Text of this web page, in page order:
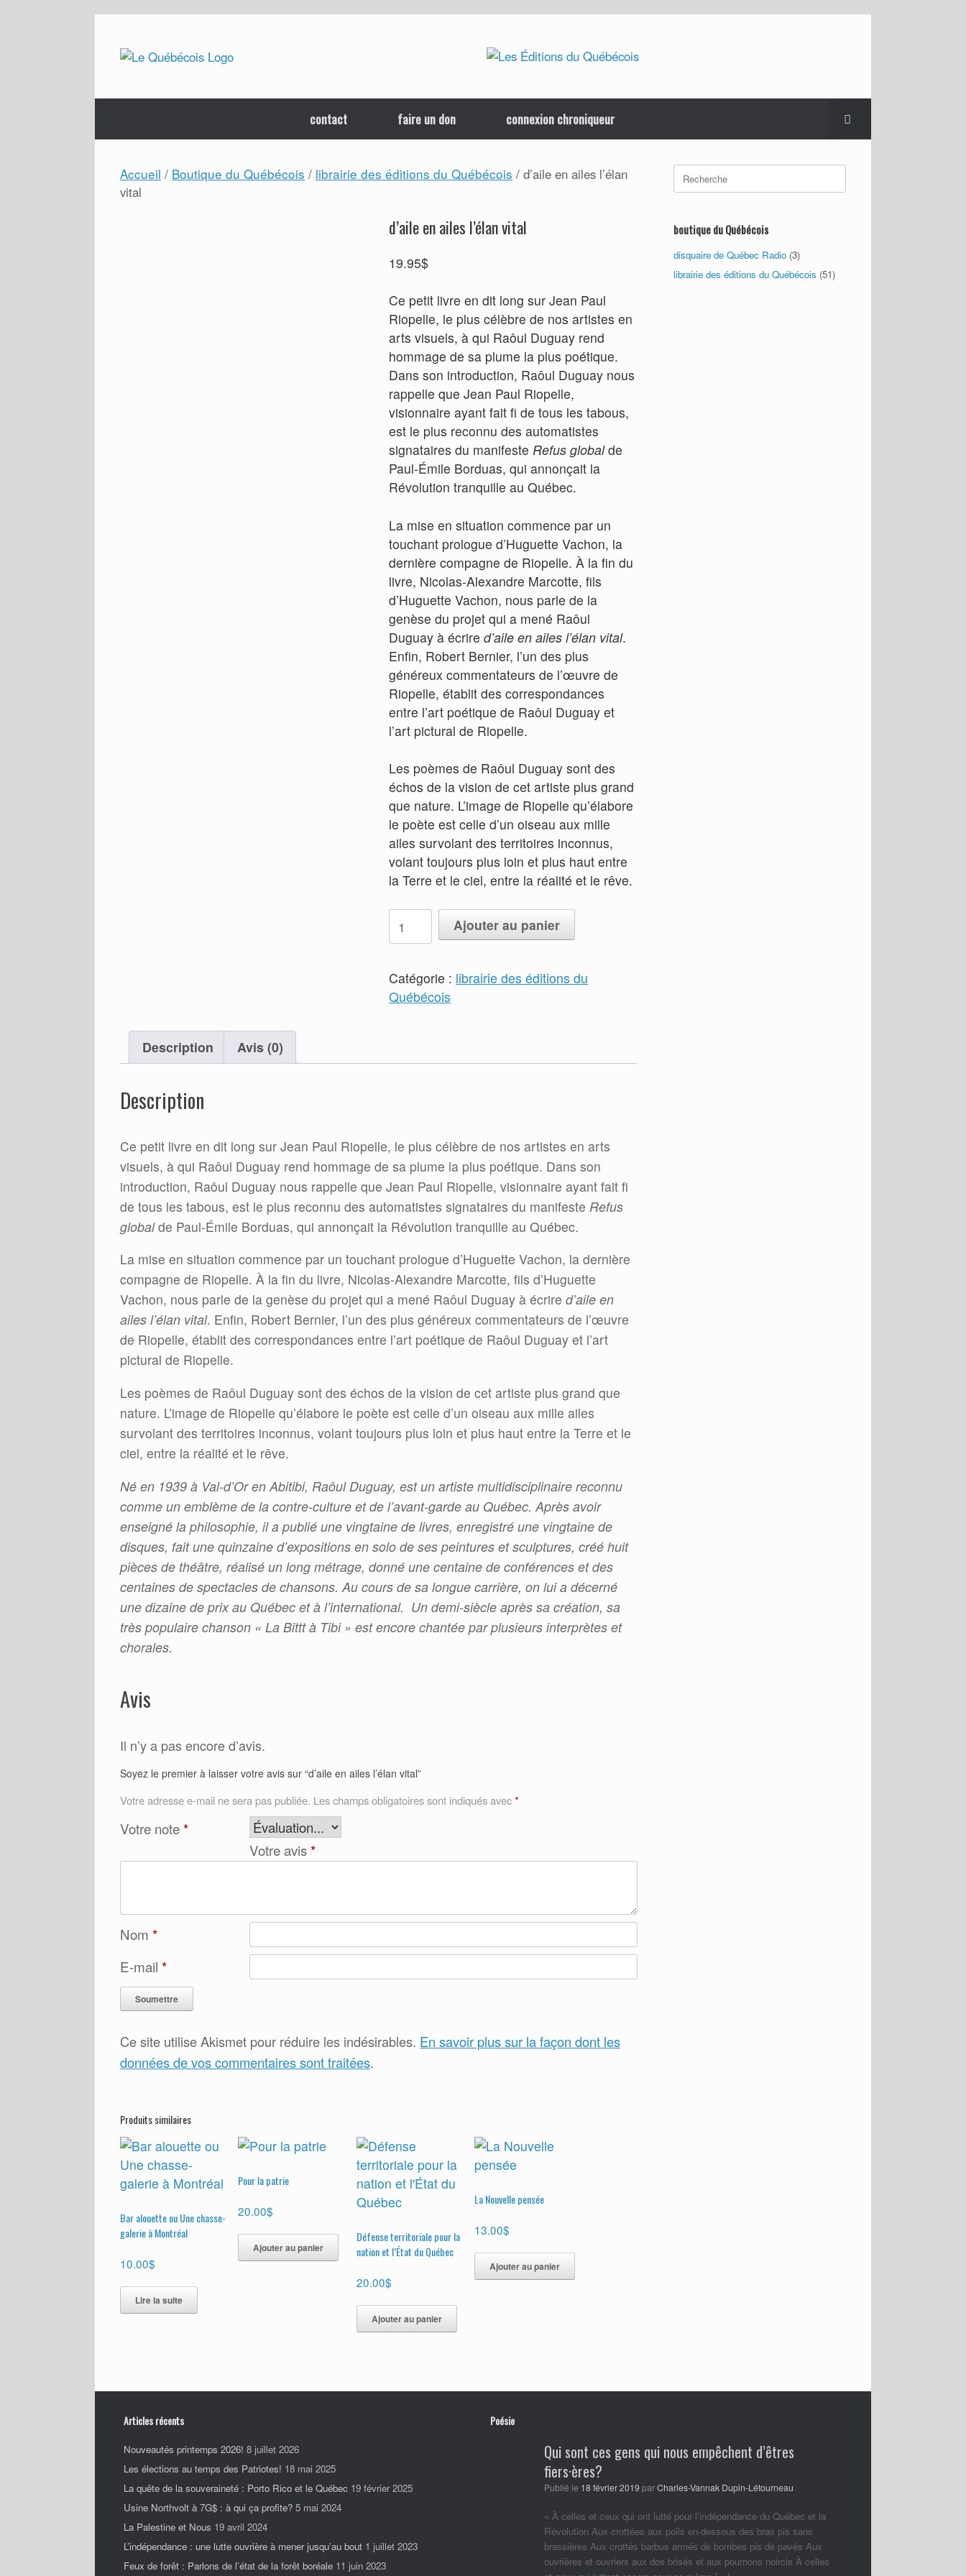
content
contact faire un don connexion chroniqueur
Accueil / Boutique du Québécois / librairie des éditions du Québécois / d’aile en ailes l’élan
vital
d’aile en ailes l’élan vital
19.95$
Ce petit livre en dit long sur Jean Paul
Riopelle, le plus célèbre de nos artistes en
arts visuels, à qui Raôul Duguay rend
hommage de sa plume la plus poétique.
Dans son introduction, Raôul Duguay nous
rappelle que Jean Paul Riopelle,
visionnaire ayant fait fi de tous les tabous,
est le plus reconnu des automatistes
signataires du manifeste Refus globalde
Paul-Émile Borduas, qui annonçait la
Révolution tranquille au Québec.
La mise en situation commence par un
touchant prologue d’Huguette Vachon, la
dernière compagne de Riopelle. À la fin du
livre, Nicolas-Alexandre Marcotte, fils
d’Huguette Vachon, nous parle de la
genèse du projet qui a mené Raôul
Duguay à écrired’aile en ailes l’élan vital.
Enfin, Robert Bernier, l’un des plus
généreux commentateurs de l’œuvre de
Riopelle, établit des correspondances
entre l’art poétique de Raôul Duguay et
l’art pictural de Riopelle.
Les poèmes de Raôul Duguay sont des
échos de la vision de cet artiste plus grand
que nature. L’image de Riopelle qu’élabore
le poète est celle d’un oiseau aux mille
ailes survolant des territoires inconnus,
volant toujours plus loin et plus haut entre
la Terre et le ciel, entre la réalité et le rêve.
de
en
ailes
Ajouter au panier
Catégorie : librairie des éditions du
Québécois
Description Avis (0)
Description
Ce petit livre en dit long sur Jean Paul Riopelle, le plus célèbre de nos artistes en arts
visuels, à qui Raôul Duguay rend hommage de sa plume la plus poétique. Dans son
introduction, Raôul Duguay nous rappelle que Jean Paul Riopelle, visionnaire ayant fait fi
de tous les tabous, est le plus reconnu des automatistes signataires du manifeste Refus
globalde Paul-Émile Borduas, qui annonçait la Révolution tranquille au Québec.
La mise en situation commence par un touchant prologue d’Huguette Vachon, la dernière
compagne de Riopelle. À la fin du livre, Nicolas-Alexandre Marcotte, fils d’Huguette
Vachon, nous parle de la genèse du projet qui a mené Raôul Duguay à écrire d’aile en
ailes l’élan vital. Enfin, Robert Bernier, l’un des plus généreux commentateurs de l’œuvre
de Riopelle, établit des correspondances entre l’art poétique de Raôul Duguay et l’art
pictural de Riopelle.
Les poèmes de Raôul Duguay sont des échos de la vision de cet artiste plus grand que
nature. L’image de Riopelle qu’élabore le poète est celle d’un oiseau aux mille ailes
survolant des territoires inconnus, volant toujours plus loin et plus haut entre la Terre et le
ciel, entre la réalité et le rêve.
Né en 1939 à Val-d’Or en Abitibi, Raôul Duguay, est un artiste multidisciplinaire reconnu
comme un emblème de la contre-culture et de l’avant-garde au Québec. Après avoir
enseigné la philosophie, il a publié une vingtaine de livres, enregistré une vingtaine de
disques, fait une quinzaine d’expositions en solo de ses peintures et sculptures, créé huit
pièces de théâtre, réalisé un long métrage, donné une centaine de conférences et des
centaines de spectacles de chansons. Au cours de sa longue carrière, on lui a décerné
une dizaine de prix au Québec et à l’international. Un demi-siècle après sa création, sa
très populaire chanson « La Bittt à Tibi » est encore chantée par plusieurs interprètes et
chorales.
Avis
Il n’y a pas encore d’avis.
Soyez le premier à laisser votre avis sur “d’aile en ailes l’élan vital”
Votre adresse e-mail ne sera pas publiée. Les champs obligatoires sont indiqués avec*
Votre note*
Votre avis*
Nom *
E-mail *
Ce site utilise Akismet pour réduire les indésirables. En savoir plus sur la façon dont les
données de vos commentaires sont traitées.
Produits similaires
Bar alouette ou Une chasse-
galerie à Montréal
10.00$
Lire la suite
Pour la patrie
20.00$
Ajouter au panier
Défense territoriale pour la
nation et l’État du Québec
20.00$
Ajouter au panier
La Nouvelle pensée
13.00$
Ajouter au panier
Search
for:
boutique du Québécois
disquaire de Québec Radio (3)
librairie des éditions du Québécois (51)
Articles récents
Nouveautés printemps 2026! 8 juillet 2026
Les élections au temps des Patriotes! 18 mai 2025
La quête de la souveraineté : Porto Rico et le Québec 19 février 2025
Usine Northvolt à 7G$ : à qui ça profite? 5 mai 2024
La Palestine et Nous 19 avril 2024
L’indépendance : une lutte ouvrière à mener jusqu’au bout 1 juillet 2023
Feux de forêt : Parlons de l’état de la forêt boréale 11 juin 2023
Poésie
Qui sont ces gens qui nous empêchent d’êtres
fiers·ères?
Publié le 18 février 2019 parCharles-Vannak Dupin-Létourneau
« À celles et ceux qui ont lutté pour l’indépendance du Québec et la
Révolution Aux crottées aux poils en-dessous des bras pis sans
brassières Aux crottés barbus armés de bombes pis de pavés Aux
ouvrières et ouvriers aux dos brisés et aux poumons noircis À celles